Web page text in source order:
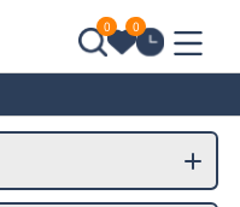
0 0